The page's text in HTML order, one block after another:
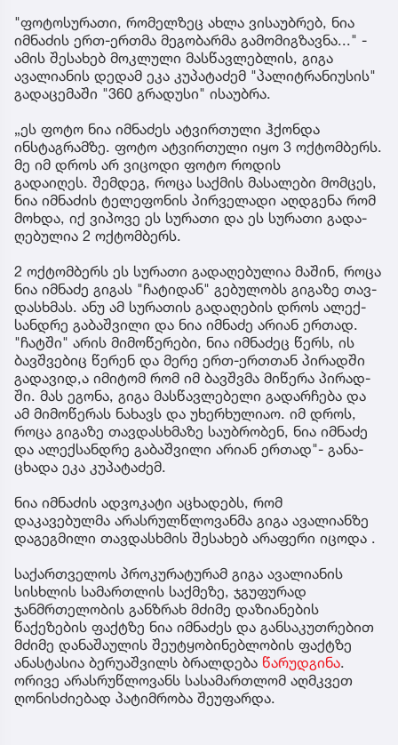
"ფოტოსურათი, რომელზეც ახლა ვისაუბრებ, ნია
იმნაძის ერთ-ერთმა მეგობარმა გამომიგზავნა..." -
ამის შესახებ მოკლული მასწავლებლის, გიგა
ავალიანის დედამ ეკა კუპატაძემ "პალიტრანიუსის"
გადაცემაში "360 გრადუსი" ისაუბრა.
„ეს ფოტო ნია იმნაძეს ატვირთული ჰქონდა
ინსტაგრამზე. ფოტო ატვირთული იყო 3 ოქტომბერს.
მე იმ დროს არ ვიცოდი ფოტო როდის
გადაიღეს. შემ­დეგ, როცა საქ­მის მა­სა­ლე­ბი მომ­ცეს,
ნია იმ­ნა­ძის ტე­ლე­ფო­ნის პირ­ვე­ლა­დი აღ­დგე­ნა რომ
მოხ­და, იქ ვი­პო­ვე ეს სუ­რა­თი და ეს სუ­რა­თი გა­და­
ღე­ბუ­ლია 2 ოქ­ტომ­ბერს.
2 ოქ­ტომ­ბერს ეს სუ­რა­თი გა­და­ღე­ბუ­ლია მა­შინ, როცა
ნია იმ­ნა­ძე გი­გას "ჩა­ტი­დან" გე­ბუ­ლობს გი­გა­ზე თავ­
დას­ხმას. ანუ ამ სუ­რა­თის გა­და­ღე­ბის დროს ალექ­
სან­დრე გა­ბაშ­ვი­ლი და ნია იმ­ნა­ძე არი­ან ერ­თად.
"ჩატ­ში" არის მი­მო­წე­რე­ბი, ნია იმ­ნა­ძეც წერს, ის
ბავ­შვე­ბიც წე­რენ და მერე ერთ-ერ­თთან პი­რად­ში
გა­და­ვი­დ,ა იმი­ტომ რომ იმ ბავ­შვმა მი­წე­რა პი­რად­
ში. მას ეგო­ნა, გიგა მას­წავ­ლე­ბე­ლი გა­დარ­ჩე­ბა და
ამ მი­მო­წე­რას ნა­ხავს და უხერ­ხუ­ლი­აო. იმ დროს,
როცა გი­გა­ზე თავ­დას­ხმა­ზე სა­უბ­რო­ბენ, ნია იმ­ნა­ძე
და ალექ­სან­დრე გა­ბაშ­ვი­ლი არი­ან ერ­თად"- გა­ნა­
ცხა­და ეკა კუ­პა­ტა­ძემ.
ნია იმნაძის ადვოკატი აცხადებს, რომ
დაკავებულმა არასრულწლოვანმა გიგა ავალიანზე
დაგეგმილი თავდასხმის შესახებ არაფერი იცოდა .
საქართველოს პროკურატურამ გიგა ავალიანის
სისხლის სამართლის საქმეზე, ჯგუფურად
ჯანმრთელობის განზრახ მძიმე დაზიანების
წაქეზების ფაქტზე ნია იმნაძეს და განსაკუთრებით
მძიმე დანაშაულის შეუტყობინებლობის ფაქტზე
ანასტასია ბერუაშვილს ბრალდება წარუდგინა.
ორივე არასრუწლოვანს სასამართლომ აღმკვეთ
ღონისძიებად პატიმრობა შეუფარდა.